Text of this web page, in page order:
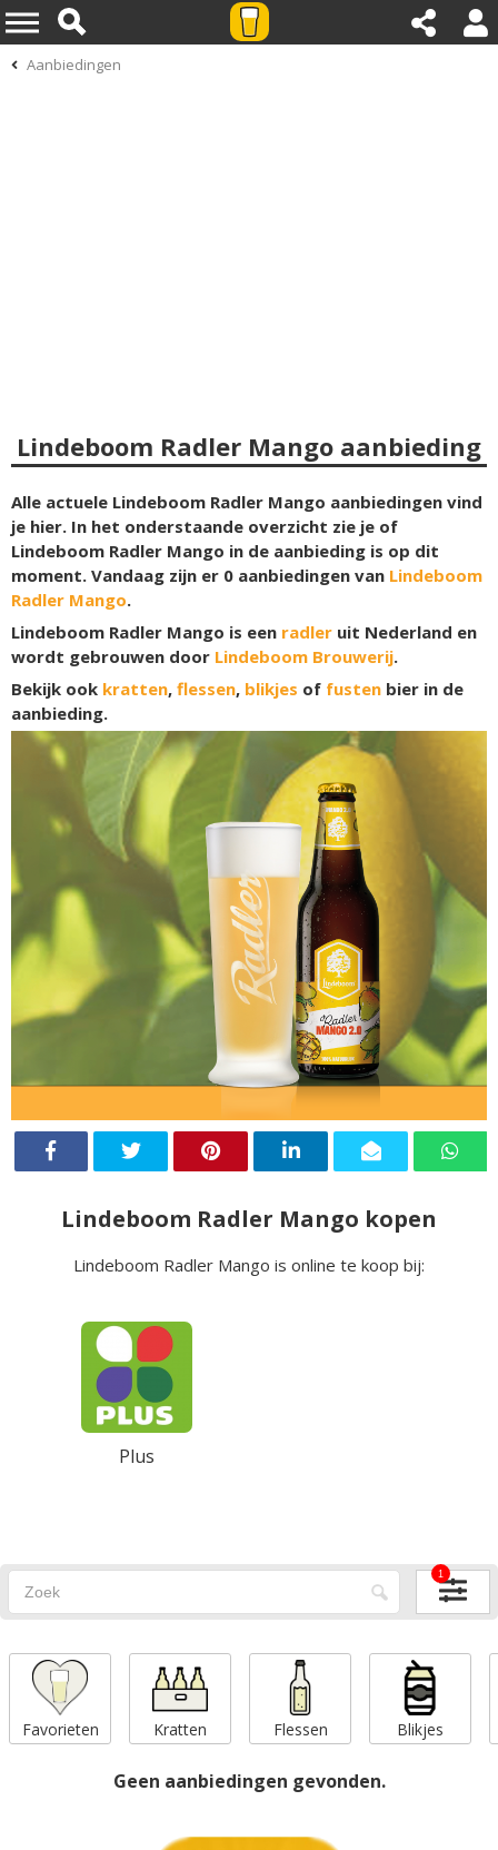
Aanbiedingen
Lindeboom Radler Mango aanbieding
Alle actuele Lindeboom Radler Mango aanbiedingen vind
je hier. In het onderstaande overzicht zie je of
Lindeboom Radler Mango in de aanbieding is op dit
moment. Vandaag zijn er 0 aanbiedingen van Lindeboom
Radler Mango.
Lindeboom Radler Mango is een radler uit Nederland en
wordt gebrouwen door Lindeboom Brouwerij.
Bekijk ook kratten, flessen, blikjes of fusten bier in de
aanbieding.
Lindeboom Radler Mango kopen
Lindeboom Radler Mango is online te koop bij:
Plus
1
Favorieten Kratten Flessen Blikjes
Geen aanbiedingen gevonden.